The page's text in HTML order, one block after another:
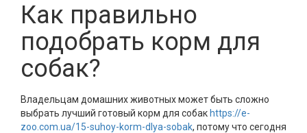
Как правильно
подобрать корм для
собак?
Владельцам домашних животных может быть сложно
выбрать лучший готовый корм для собак https://e-
zoo.com.ua/15-suhoy-korm-dlya-sobak, потому что сегодня